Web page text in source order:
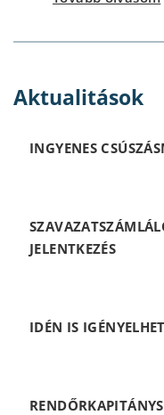
Aktualitások
INGYENES
JELENTKEZÉS
IDÉN IS